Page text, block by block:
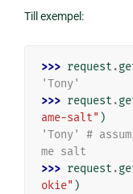
Till exempel:
>>> request .
'Tony'
>>> request .
ame-salt" )
'Tony' #
me salt
>>> request .
okie" )